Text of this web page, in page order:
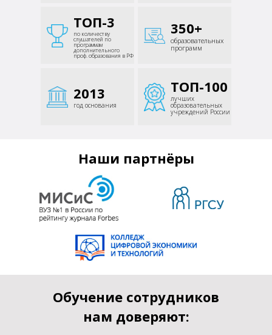
ТОП-3
по количеству
слушателей по
программам
дополнительного
проф.образования в РФ
350+
образовательных
программ
2013
год основания
ТОП-100
лучших
образовательных
учреждений России
Наши партнёры
Обучение сотрудников
нам доверяют: